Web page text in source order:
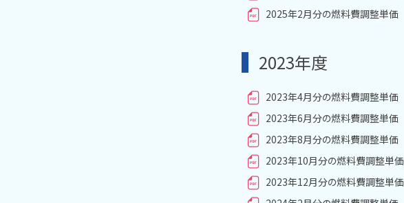
2025年2月分の燃料費調整単価
2023年度
2023年4月分の燃料費調整単価
2023年6月分の燃料費調整単価
2023年8月分の燃料費調整単価
2023年10月分の燃料費調整単価
2023年12月分の燃料費調整単価